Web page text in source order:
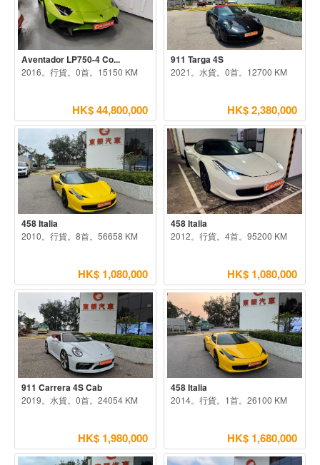
Aventador LP750-4 Co...
2016。行貨。0首。15150 KM
HK$ 44,800,000
911 Targa 4S
2021。水貨。0首。12700 KM
HK$ 2,380,000
458 Italia
2010。行貨。8首。56658 KM
HK$ 1,080,000
458 Italia
2012。行貨。4首。95200 KM
HK$ 1,080,000
911 Carrera 4S Cab
2019。水貨。0首。24054 KM
HK$ 1,980,000
458 Italia
2014。行貨。1首。26100 KM
HK$ 1,680,000